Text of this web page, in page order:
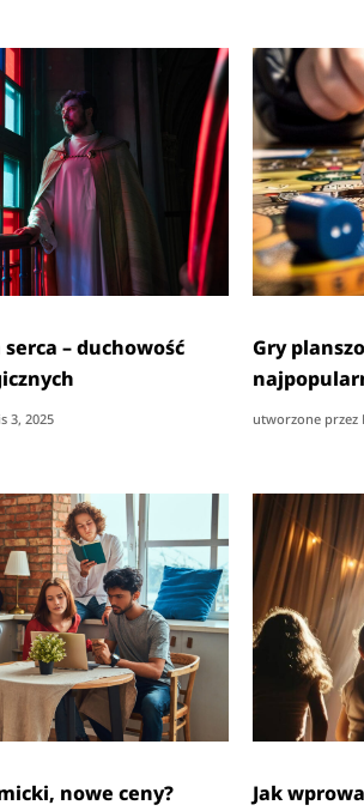
– duchowość
3, 2025
Gry
utworzone przez
nowe ceny?
Jak